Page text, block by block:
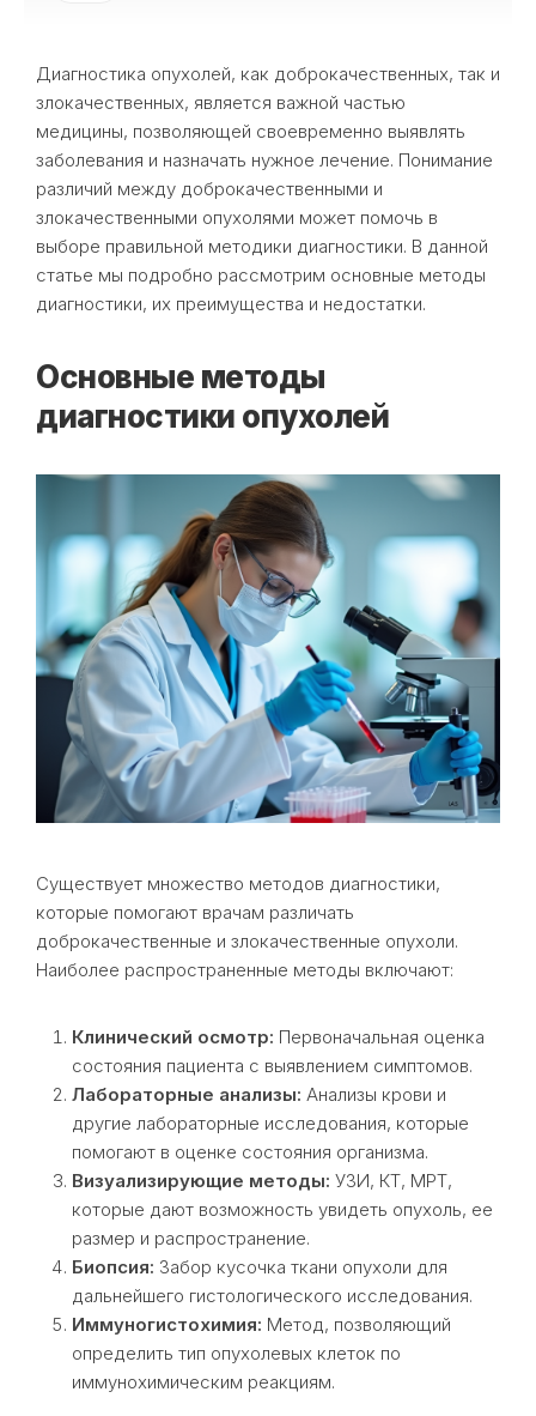
Диагностика опухолей, как доброкачественных, так и
злокачественных, является важной частью
медицины, позволяющей своевременно выявлять
заболевания и назначать нужное лечение. Понимание
различий между доброкачественными и
злокачественными опухолями может помочь в
выборе правильной методики диагностики. В данной
статье мы подробно рассмотрим основные методы
диагностики, их преимущества и недостатки.
Основные методы
диагностики опухолей
Существует множество методов диагностики,
которые помогают врачам различать
доброкачественные и злокачественные опухоли.
Наиболее распространенные методы включают:
Клинический осмотр: Первоначальная оценка
состояния пациента с выявлением симптомов.
Лабораторные анализы: Анализы крови и
другие лабораторные исследования, которые
помогают в оценке состояния организма.
Визуализирующие методы: УЗИ, КТ, МРТ,
которые дают возможность увидеть опухоль, ее
размер и распространение.
Биопсия: Забор кусочка ткани опухоли для
дальнейшего гистологического исследования.
Иммуногистохимия: Метод, позволяющий
определить тип опухолевых клеток по
иммунохимическим реакциям.